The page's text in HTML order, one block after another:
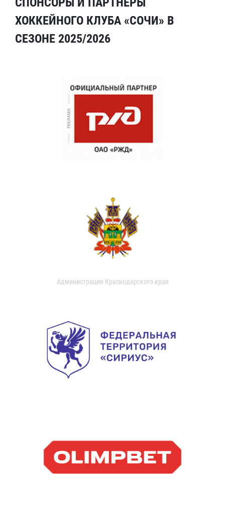
ХОККЕЙНОГО КЛУБА «СОЧИ» В
СЕЗОНЕ 2025/2026
Администрация Краснодарского края